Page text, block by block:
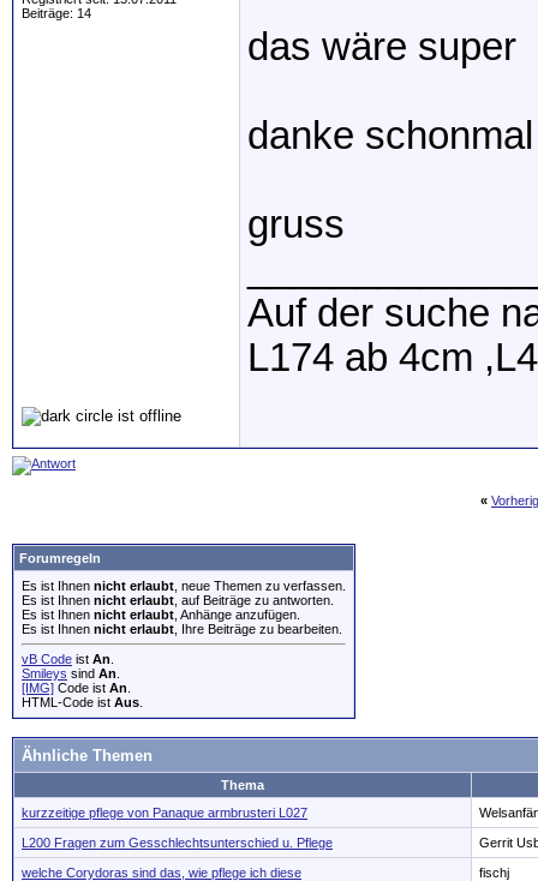
Beiträge: 14
das wäre super
danke schonmal
gruss
Auf der suche
L174 ab 4cm
«
Forumregeln
Es ist Ihnen nicht erlaubt , neue Themen zu verfassen.
Es ist Ihnen nicht erlaubt , auf Beiträge zu antworten.
Es ist Ihnen nicht erlaubt , Anhänge anzufügen.
Es ist Ihnen nicht erlaubt , Ihre Beiträge zu bearbeiten.
vB Code ist An
Smileys sind An
[IMG] Code ist An
HTML-Code ist Aus
Ähnliche Themen
Thema
kurzzeitige pflege von Panaque armbrusteri L027
L200 Fragen zum Gesschlechtsunterschied u. Pflege Gerrit
welche Corydoras sind das, wie pflege ich diese fischj